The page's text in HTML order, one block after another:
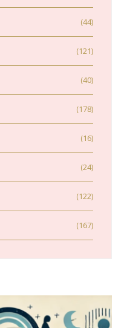
(44)
(121)
(40)
(178)
(16)
(24)
(122)
(167)